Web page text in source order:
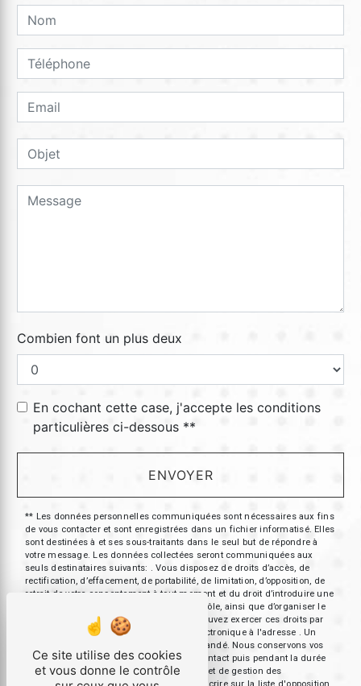
Combien font un plus deux
En cochant cette case, j'accepte les conditions
particulières ci-dessous **
ENVOYER
** Les données personnelles communiquées sont nécessaires aux fins
de vous contacter et sont enregistrées dans un fichier informatisé. Elles
sont destinées à et ses sous-traitants dans le seul but de répondre à
votre message. Les données collectées seront communiquées aux
seuls destinataires suivants: . Vous disposez de droits d’accès, de
rectification, d’effacement, de portabilité, de limitation, d’opposition, de
retrait de votre consentement à tout moment et du droit d’introduire une
réclamation auprès d’une autorité de contrôle, ainsi que d’organiser le
sort de vos données post-mortem. Vous pouvez exercer ces droits par
voie postale à l'adresse ou par courrier électronique à l'adresse . Un
justificatif d'identité pourra vous être demandé. Nous conservons vos
données pendant la période de prise de contact puis pendant la durée
de prescription légale aux fins probatoires et de gestion des
Ce site utilise des cookies
et vous donne le contrôle